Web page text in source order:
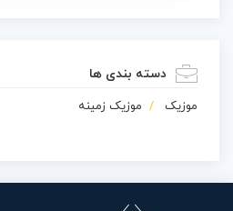
دسته بندی ها
موزیک موزیک زمینه